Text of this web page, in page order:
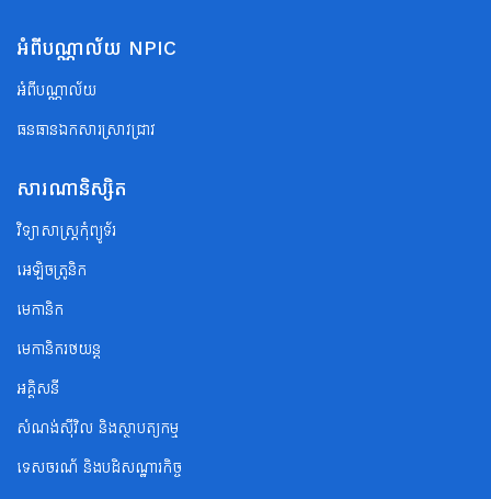
អំពីបណ្ណាល័យ NPIC
អំពីបណ្ណាល័យ
ធនធានឯកសារស្រាវជ្រាវ
សារណានិស្សិត
វិទ្យាសាស្ត្រកុំព្យូទ័រ
អេឡិចត្រូនិក
មេកានិក
មេកានិករថយន្ត
អគ្គិសនី
សំណង់ស៊ីវិល និងស្ថាបត្យកម្ម
ទេសចរណ័ និងបដិសណ្ឋារកិច្ច